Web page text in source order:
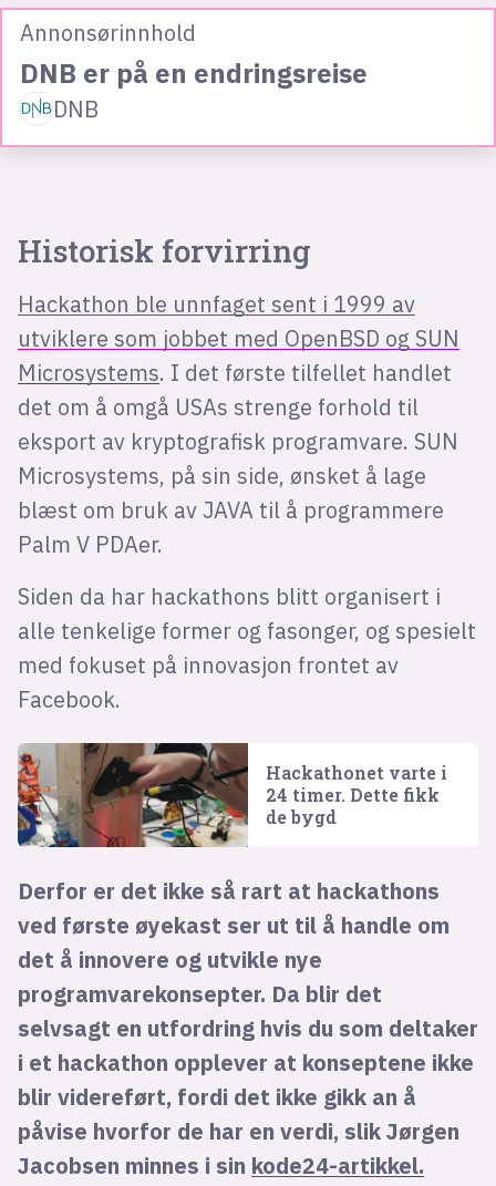
Annonsørinnhold
DNB er på en endringsreise
DNB
Historisk forvirring
Hackathon ble unnfaget sent i 1999 av
utviklere som jobbet med OpenBSD og SUN
Microsystems. I det første tilfellet handlet
det om å omgå USAs strenge forhold til
eksport av kryptografisk programvare. SUN
Microsystems, på sin side, ønsket å lage
blæst om bruk av JAVA til å programmere
Palm V PDAer.
Siden da har hackathons blitt organisert i
alle tenkelige former og fasonger, og spesielt
med fokuset på innovasjon frontet av
Facebook.
Hackathonet varte i
24 timer. Dette fikk
de bygd
Derfor er det ikke så rart at hackathons
ved første øyekast ser ut til å handle om
det å innovere og utvikle nye
programvarekonsepter. Da blir det
selvsagt en utfordring hvis du som deltaker
i et hackathon opplever at konseptene ikke
blir videreført, fordi det ikke gikk an å
påvise hvorfor de har en verdi, slik Jørgen
Jacobsen minnes i sin kode24-artikkel.